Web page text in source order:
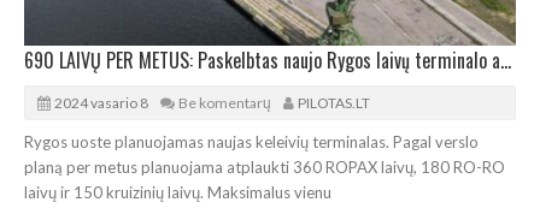
690 LAIVŲ PER METUS: Paskelbtas naujo Rygos laivų terminalo architektūros konkursas
2024 vasario 8 Be komentarų PILOTAS.LT
Rygos uoste planuojamas naujas keleivių terminalas. Pagal verslo
planą per metus planuojama atplaukti 360 ROPAX laivų, 180 RO-RO
laivų ir 150 kruizinių laivų. Maksimalus vienu